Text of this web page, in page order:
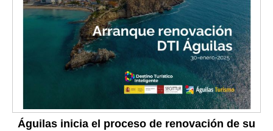
Águilas inicia el proceso de renovación de su